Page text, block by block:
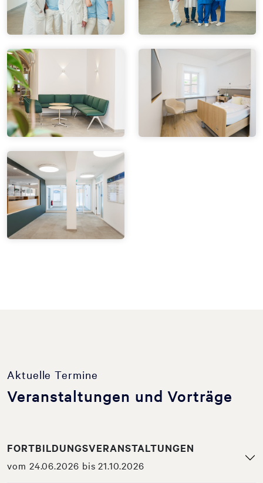
Aktuelle Termine
Veranstaltungen und Vorträge
FORTBILDUNGSVERANSTALTUNGEN
vom 24.06.2026 bis 21.10.2026